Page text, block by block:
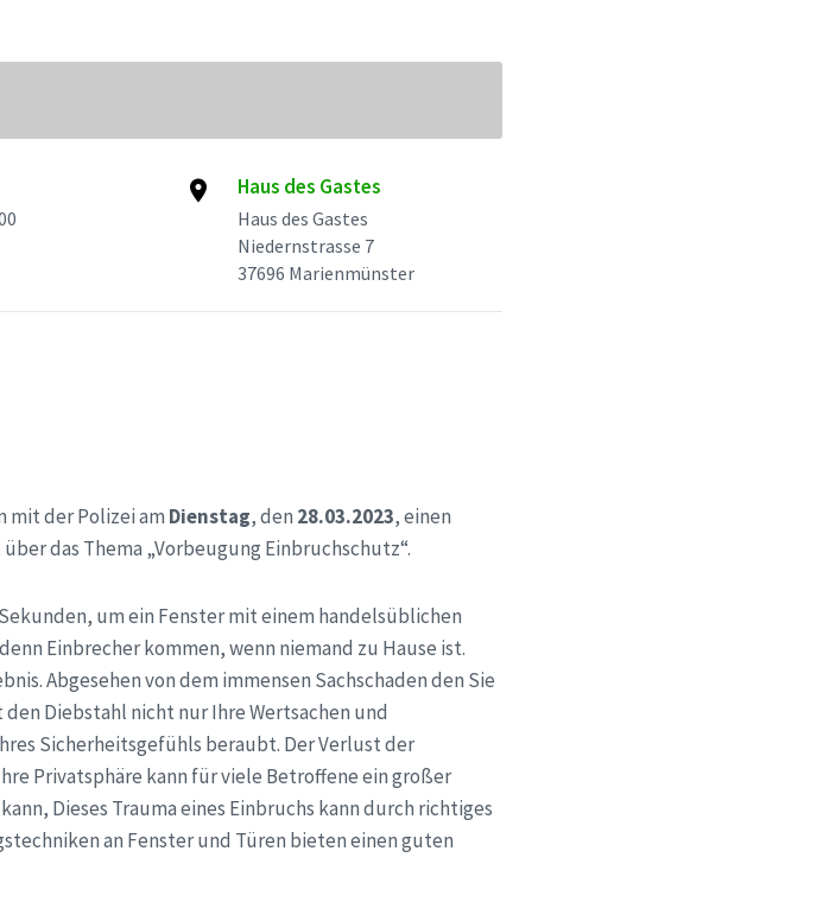
Haus des Gastes
Haus des Gastes
Niedernstrasse 7
37696 Marienmünster
mit der Polizei am Dienstag, den 28.03.2023, einen
das Thema „Vorbeugung Einbruchschutz“.
um ein Fenster mit einem handelsüblichen
Einbrecher kommen, wenn niemand zu Hause ist.
Abgesehen von dem immensen Sachschaden den Sie
Diebstahl nicht nur Ihre Wertsachen und
Sicherheitsgefühls beraubt. Der Verlust der
Privatsphäre kann für viele Betroffene ein großer
Dieses Trauma eines Einbruchs kann durch richtiges
an Fenster und Türen bieten einen guten